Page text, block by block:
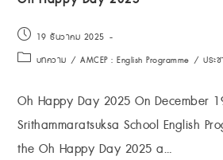
19 ธันวาคม 2025
บทความ / AMCEP : English Programme / ประ
Oh Happy Day 2025 On December
Srithammaratsuksa School English
the Oh Happy Day 2025 a…